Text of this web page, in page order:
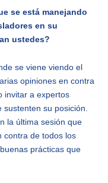
se está manejando
en su
ustedes?
se viene viendo el
opiniones en contra
invitar a expertos
su posición.
la última sesión que
contra de todos los
prácticas que